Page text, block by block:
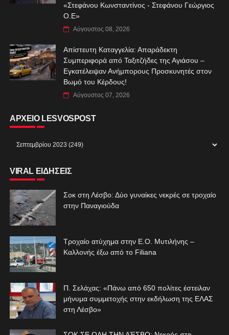
«Στεφάνου Κωνσταντίνος - Στεφάνου Γεώργιος
Ο.Ε»
Αύγουστος 08, 2026
Απίστευτη Καταγγελία: Απαράδεκτη
Συμπεριφορά από Ταξιτζήδες της Αγιάσου –
Εγκατέλειψαν Ανήμπορους Προσκυνητές στον
Βωμό του Κέρδους!
Αύγουστος 07, 2026
ΑΡΧΕΙΟ LESVOSPOST
VIRAL ΕΙΔΗΣΕΙΣ
Σοκ στη Λέσβο: Δύο γυναίκες νεκρές σε τροχαίο
στην Παναγιούδα
Τροχαίο ατύχημα στην Ε.Ο. Μυτιλήνης –
Καλλονής έξω από το Filiana
Π. Σελάχας: «Πάνω από 650 πολίτες έστειλαν
μήνυμα συμμετοχής στην εκδήλωση της ΕΛΑΣ
στη Λέσβο»